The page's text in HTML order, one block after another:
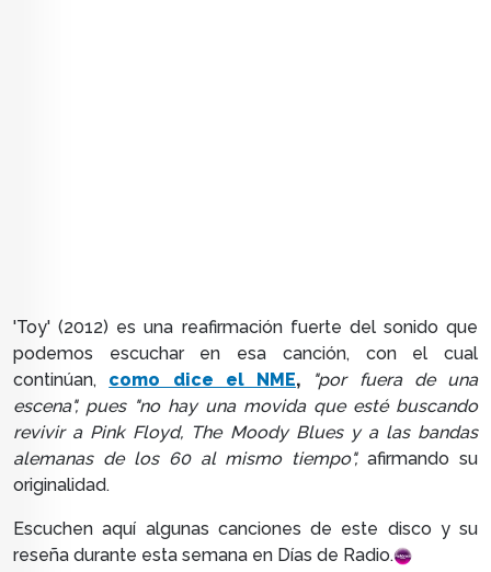
'Toy' (2012) es una reafirmación fuerte del sonido que
podemos escuchar en esa canción, con el cual
continúan, como dice el NME,
"por fuera de una
escena", pues "no hay una movida que esté buscando
revivir a Pink Floyd, The Moody Blues y a las bandas
alemanas de los 60 al mismo tiempo",afirmando su
originalidad.
Escuchen aquí algunas canciones de este disco y su
reseña durante esta semana en Días de Radio.